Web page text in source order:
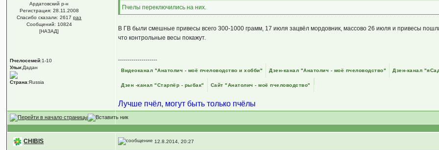
Ардатовский р-н
Регистрация: 28.11.2008
Спасибо сказали:2617 раз
Сообщений: 10824
[НАЗАД]
Пчелосемей:1-10
Ульи:Дадан
Страна:Russia
Пчелы переключились на них.
В ГВ были смешные привесы всего 300-1000 грамм, 17 июля зацвёл мордовник, массово 26 июля и привесы
что контрольные весы покажут.
--------------------
Видеоканал "Анатолич - моё пчеловодство и хобби" Дзен-канал "Анатолич - моё пчеловодство" Дзен-канал
Дзен -канал "Старпёр - рыбак" Сайт "Анатолич - моё пчеловодство"
Лучше пчёл, могут быть только пчёлы
CHIBIS 12.8.2014, 20:27